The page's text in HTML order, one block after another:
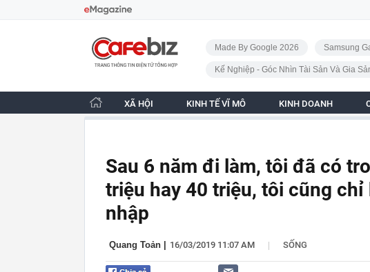
CafeBiz - Trang chủ
Made By Google 2026 Samsung
Kế Nghiệp - Góc Nhìn Tài Sản Và Gia
XÃ HỘI KINH TẾ VĨ MÔ KINH DOANH
Sau 6 năm đi làm, tôi đã có
triệu hay 40 triệu, tôi cũng
nhập
Quang Toản 16/03/2019 11:07 AM | SỐNG